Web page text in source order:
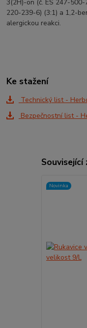
3(2H)-on (č. ES 247-
220-239-6) (3:1) a 1,2-
alergickou reakci.
Ke stažení
Technický list -
Bezpečnostní list -
Související
Novinka